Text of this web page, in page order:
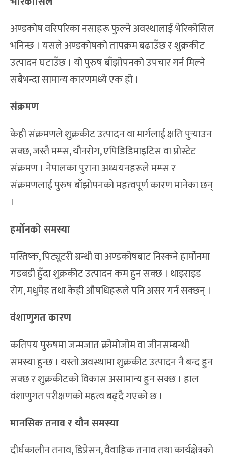
अण्डकोष वरिपरिका नसाहरू फुल्ने अवस्थालाई भेरिकोसिल
भनिन्छ । यसले अण्डकोषको तापक्रम बढाउँछ र शुक्रकीट
उत्पादन घटाउँछ । यो पुरुष बाँझोपनको उपचार गर्न मिल्ने
सबैभन्दा सामान्य कारणमध्ये एक हो ।
संक्रमण
केही संक्रमणले शुक्रकीट उत्पादन वा मार्गलाई क्षति पुर्‍याउन
सक्छ, जस्तै मम्प्स, यौनरोग, एपिडिडिमाइटिस वा प्रोस्टेट
संक्रमण । नेपालका पुराना अध्ययनहरूले मम्प्स र
संक्रमणलाई पुरुष बाँझोपनको महत्वपूर्ण कारण मानेका छन्
।
हर्मोनको समस्या
मस्तिष्क, पिट्यूटरी ग्रन्थी वा अण्डकोषबाट निस्कने हार्मोनमा
गडबडी हुँदा शुक्रकीट उत्पादन कम हुन सक्छ । थाइराइड
रोग, मधुमेह तथा केही औषधिहरूले पनि असर गर्न सक्छन् ।
वंशाणुगत कारण
कतिपय पुरुषमा जन्मजात क्रोमोजोम वा जीनसम्बन्धी
समस्या हुन्छ । यस्तो अवस्थामा शुक्रकीट उत्पादन नै बन्द हुन
सक्छ र शुक्रकीटको विकास असामान्य हुन सक्छ । हाल
वंशाणुगत परीक्षणको महत्व बढ्दै गएको छ ।
मानसिक तनाव र यौन समस्या
दीर्घकालीन तनाव, डिप्रेसन, वैवाहिक तनाव तथा कार्यक्षेत्रको